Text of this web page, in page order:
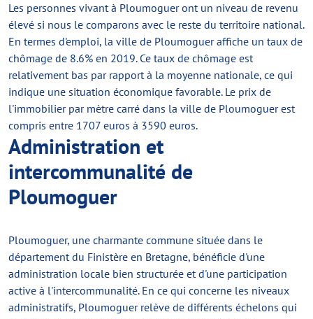
Les personnes vivant à Ploumoguer ont un niveau de revenu
élevé si nous le comparons avec le reste du territoire national.
En termes d'emploi, la ville de Ploumoguer affiche un taux de
chômage de 8.6% en 2019. Ce taux de chômage est
relativement bas par rapport à la moyenne nationale, ce qui
indique une situation économique favorable. Le prix de
l'immobilier par mètre carré dans la ville de Ploumoguer est
compris entre 1707 euros à 3590 euros.
Administration et
intercommunalité de
Ploumoguer
Ploumoguer, une charmante commune située dans le
département du Finistère en Bretagne, bénéficie d'une
administration locale bien structurée et d'une participation
active à l'intercommunalité. En ce qui concerne les niveaux
administratifs, Ploumoguer relève de différents échelons qui